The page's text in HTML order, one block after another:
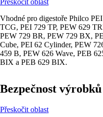
Přeskočit oblast
Vhodné pro digestoře Philco
TCG, PEI 729 TP, PEW 629
PEW 729 BR, PEW 729 BX,
Cube, PEI 62 Cylinder, PEW
459 B, PEW 626 Wave, PEB
BIX a PEB 629 BIX.
Bezpečnost výrobků
Přeskočit oblast